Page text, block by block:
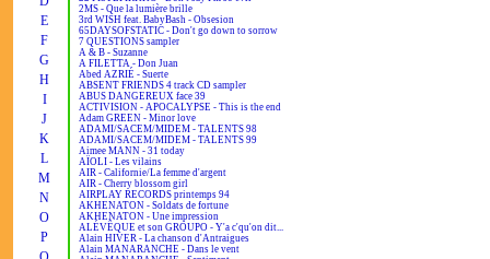
E
F
G
H
I
J
K
L
M
N
O
P
2MS - Que la lumière brille
3rd WISH feat. BabyBash - Obsesion
65DAYSOFSTATIC - Don't go down to sorrow
7 QUESTIONS sampler
A & B - Suzanne
A FILETTA - Don Juan
Abed AZRIÉ - Suerte
ABSENT FRIENDS 4 track CD sampler
ABUS DANGEREUX face 39
ACTIVISION - APOCALYPSE - This is the end
Adam GREEN - Minor love
ADAMI/SACEM/MIDEM - TALENTS 98
ADAMI/SACEM/MIDEM - TALENTS 99
Aimee MANN - 31 today
AÏOLI - Les vilains
AIR - Californie/La femme d'argent
AIR - Cherry blossom girl
AIRPLAY RECORDS printemps 94
AKHENATON - Soldats de fortune
AKHENATON - Une impression
ALÉVÊQUE et son GROUPO - Y'a c'qu'on dit...
Alain HIVER - La chanson d'Antraigues
Alain MANARANCHE - Dans le vent